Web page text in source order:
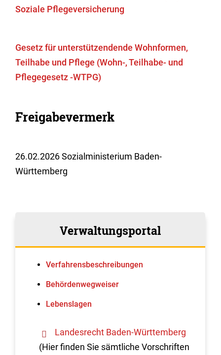
Soziale Pflegeversicherung
Gesetz für unterstützendende Wohnformen,
Teilhabe und Pflege (Wohn-, Teilhabe- und
Pflegegesetz -WTPG)
Freigabevermerk
26.02.2026Sozialministerium Baden-
Württemberg
Verwaltungsportal
Verfahrens­beschreibungen
Behördenwegweiser
Lebenslagen
Landesrecht Baden-Württemberg
(Hier finden Sie sämtliche Vorschriften